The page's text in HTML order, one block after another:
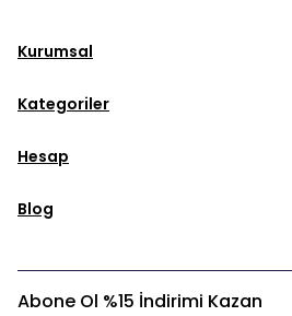
Kurumsal
Kategoriler
Hesap
Blog
Abone Ol %15 İndirimi Kazan